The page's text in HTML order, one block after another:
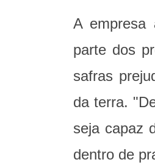
A empresa
parte dos
safras
da terra.
seja capaz
dentro de